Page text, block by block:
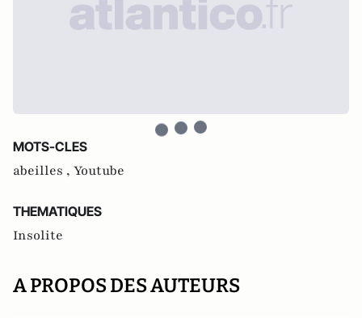
MOTS-CLES
abeilles , Youtube
THEMATIQUES
Insolite
A PROPOS DES AUTEURS